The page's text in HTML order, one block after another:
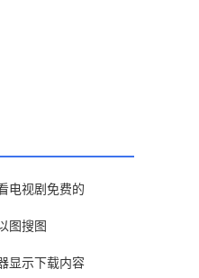
电视剧免费的
图搜图
显示下载内容